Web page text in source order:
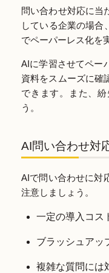
問い合わせ対応に当
している企業の場合
でペーパーレス化を
AIに学習させてペー
資料をスムーズに確
できます。また、
う。
AI問い合わせ対
AIで問い合わせに対
注意しましょう。
一定の導入コス
ブラッシュアッ
複雑な質問には